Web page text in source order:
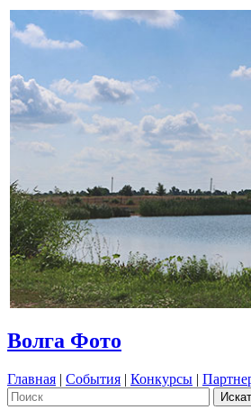
Волга Фото
Главная | События | Конкурсы |